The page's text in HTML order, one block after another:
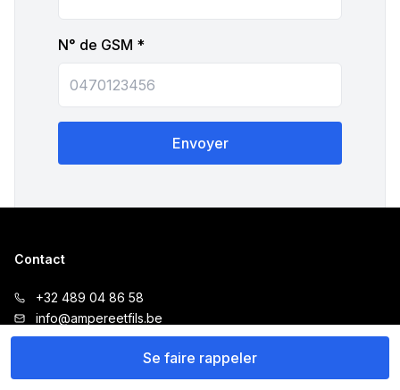
Se faire rappeler
N° de GSM *
Envoyer
Contact
+32 489 04 86 58
info@ampereetfils.be
Lundi à Vendredi de 09h00 à 18h00